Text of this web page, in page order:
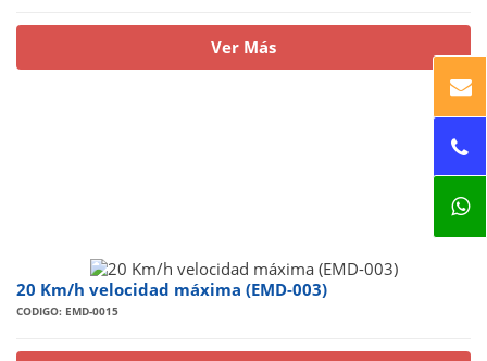
Ver Más
20 Km/h velocidad máxima (EMD-003)
CODIGO: EMD-0015